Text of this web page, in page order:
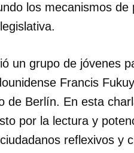
los mecanismos
un grupo de jóvenes
Francis
de Berlín. En esta
por la lectura y
reflexivos y